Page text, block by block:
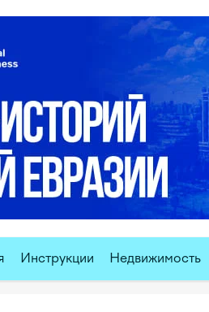
Инструкции Недвижимость